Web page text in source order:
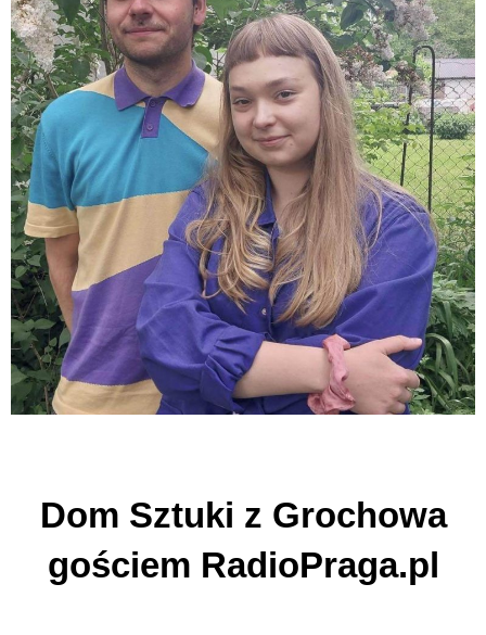
Dom Sztuki z Grochowa
gościem RadioPraga.pl